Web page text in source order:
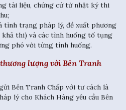
tài liệu, chứng cứ từ nhật ký thi
tình trạng pháp lý, đề xuất phương
khả thi) và các tình huống tố tụng
phó với từng tình huống.
lượng với Bên Tranh
Bên Tranh Chấp với tư cách là
lý cho Khách Hàng yêu cầu Bên